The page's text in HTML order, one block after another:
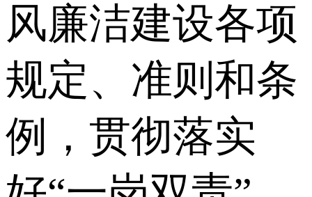
风廉洁建设各项
规定、准则和条
例，贯彻落实